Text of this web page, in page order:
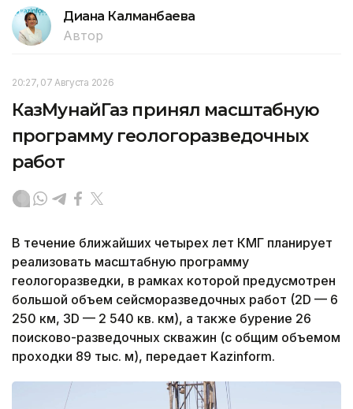
Диана Калманбаева
Автор
20:27, 07 Августа 2026
КазМунайГаз принял масштабную
программу геологоразведочных
работ
В течение ближайших четырех лет КМГ планирует
реализовать масштабную программу
геологоразведки, в рамках которой предусмотрен
большой объем сейсморазведочных работ (2D — 6
250 км, 3D — 2 540 кв. км), а также бурение 26
поисково-разведочных скважин (с общим объемом
проходки 89 тыс. м), передает Kazinform.